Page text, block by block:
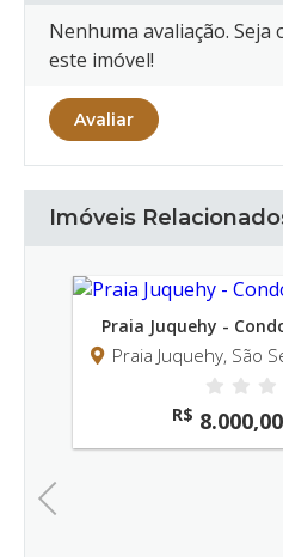
Nenhuma avaliação.
este imóvel!
Avaliar
Imóveis
Previous
Praia Juquehy -
Praia Juquehy, São
R$ 8.000,00